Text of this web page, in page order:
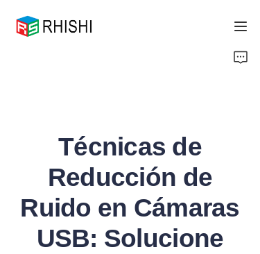
Técnicas de
Reducción de
Ruido en Cámaras
USB: Solucione
About Us
Support